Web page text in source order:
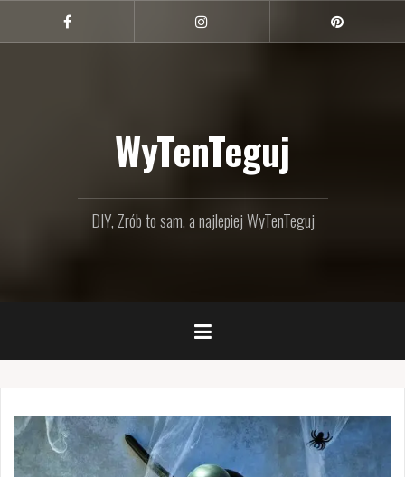
treści
Facebook
WyTenTeguj
DIY, Zrób to sam, a najlepiej WyTenTeguj